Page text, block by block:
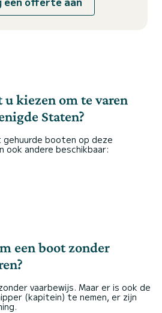
kiezen om te varen
Staten?
booten op deze
ook andere beschikbaar:
een boot zonder
vaarbewijs. Maar er is ook de
(kapitein) te nemen, er zijn